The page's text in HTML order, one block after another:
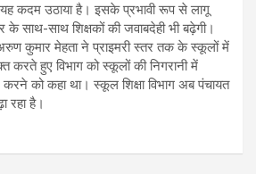
कदम उठाया है। इसके प्रभावी रूप से लागू
के साथ-साथ शिक्षकों की जवाबदेही भी बढ़ेगी।
कुमार मेहता ने प्राइमरी स्तर तक के स्कूलों में
करते हुए विभाग को स्कूलों की निगरानी में
को कहा था। स्कूल शिक्षा विभाग अब पंचायत
रहा है।